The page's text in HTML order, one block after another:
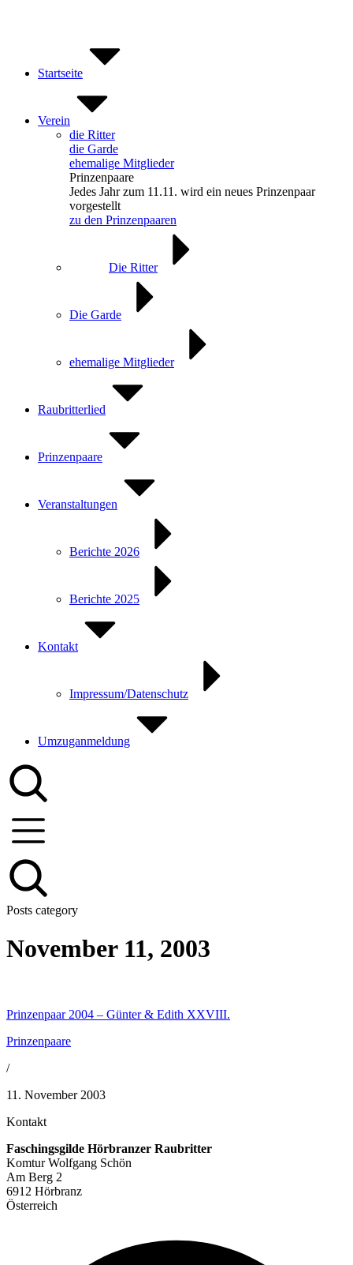
Startseite
Verein
die Ritter
die Garde
ehemalige Mitglieder
Prinzenpaare
Jedes Jahr zum 11.11. wird ein neues Prinzenpaar
vorgestellt
zu den Prinzenpaaren
Die Ritter
Die Garde
ehemalige Mitglieder
Raubritterlied
Prinzenpaare
Veranstaltungen
Berichte 2026
Berichte 2025
Kontakt
Impressum/Datenschutz
Umzuganmeldung
Posts category
November 11, 2003
Prinzenpaar 2004 – Günter & Edith XXVIII.
Prinzenpaare
/
11. November 2003
Kontakt
Faschingsgilde Hörbranzer Raubritter
Komtur Wolfgang Schön
Am Berg 2
6912 Hörbranz
Österreich